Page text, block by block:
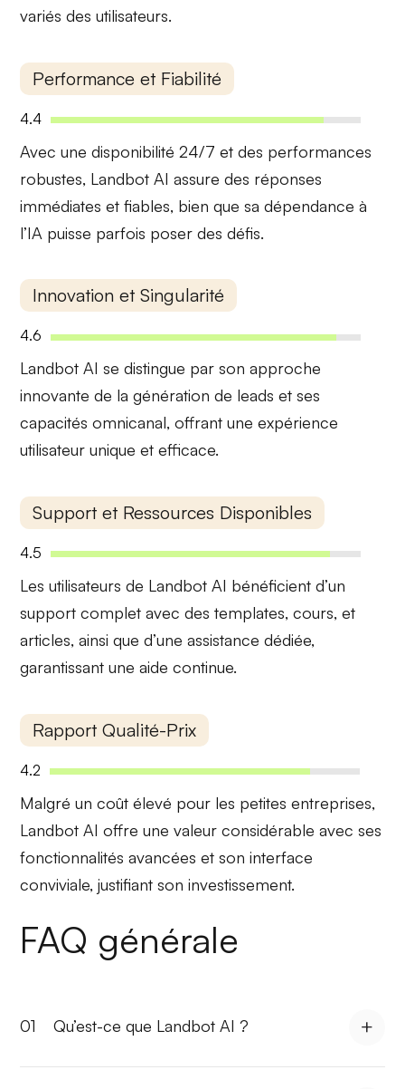
variés des utilisateurs.
Performance et Fiabilité
4.4
Avec unedisponibilité 24/7 et des performances
robustes, Landbot AI assure des réponses
immédiates et fiables, bien que sa dépendance à
l’IA puisse parfois poser des défis.
Innovation et Singularité
4.6
Landbot AI se distingue par son approche
innovante de la génération de leads et ses
capacités omnicanal, offrant une expérience
utilisateur unique et efficace.
Support et Ressources Disponibles
4.5
Les utilisateurs de Landbot AI bénéficient d’un
support complet avecdes templates, cours, et
articles, ainsi que d’une assistance dédiée,
garantissant une aide continue.
Rapport Qualité-Prix
4.2
Malgré uncoût élevé pour les petites entreprises,
Landbot AI offre unevaleur considérable avec ses
fonctionnalités avancées et son interface
conviviale, justifiant son investissement.
FAQ générale
01 Qu’est-ce que Landbot AI ?